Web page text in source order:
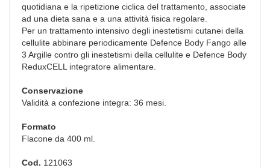
quotidiana e la ripetizione ciclica del trattamento, associate
ad una dieta sana e a una attività fisica regolare.
Per un trattamento intensivo degli inestetismi cutanei della
cellulite abbinare periodicamente Defence Body Fango alle
3 Argille contro gli inestetismi della cellulite e Defence Body
ReduxCELL integratore alimentare.
Conservazione
Validità a confezione integra: 36 mesi.
Formato
Flacone da 400 ml.
Cod. 121063